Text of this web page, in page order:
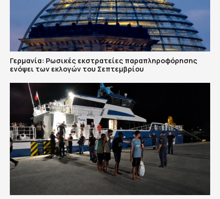
Γερμανία: Ρωσικές εκστρατείες παραπληροφόρησης
ενόψει των εκλογών του Σεπτεμβρίου